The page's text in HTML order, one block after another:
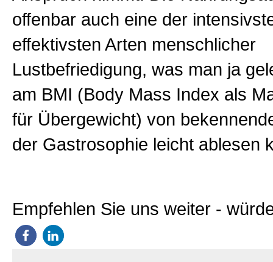
offenbar auch eine der
effektivsten Arten menschlicher
Lustbefriedigung, was man ja
am BMI (Body Mass Index als
für Übergewicht) von
der Gastrosophie leicht ablesen
Empfehlen Sie uns weiter -